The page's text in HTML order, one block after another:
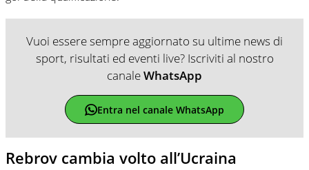
Vuoi essere sempre aggiornato su ultime news di
sport, risultati ed eventi live? Iscriviti al nostro
canaleWhatsApp
Entra nel canale WhatsApp
Rebrov cambia volto all’Ucraina